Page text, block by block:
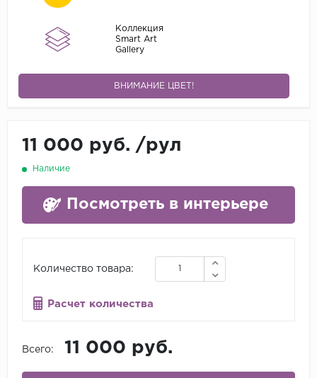
Коллекция
Smart Art
Gallery
ВНИМАНИЕ ЦВЕТ!
11 000 руб. /рул
Наличие
Посмотреть в интерьере
Количество товара:
Расчет количества
Всего: 11 000 руб.